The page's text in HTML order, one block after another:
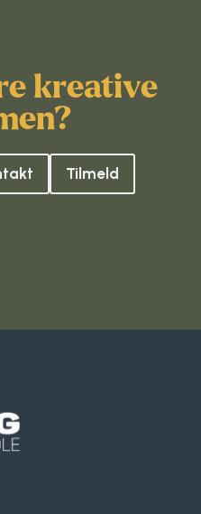
kreative
Tilmeld